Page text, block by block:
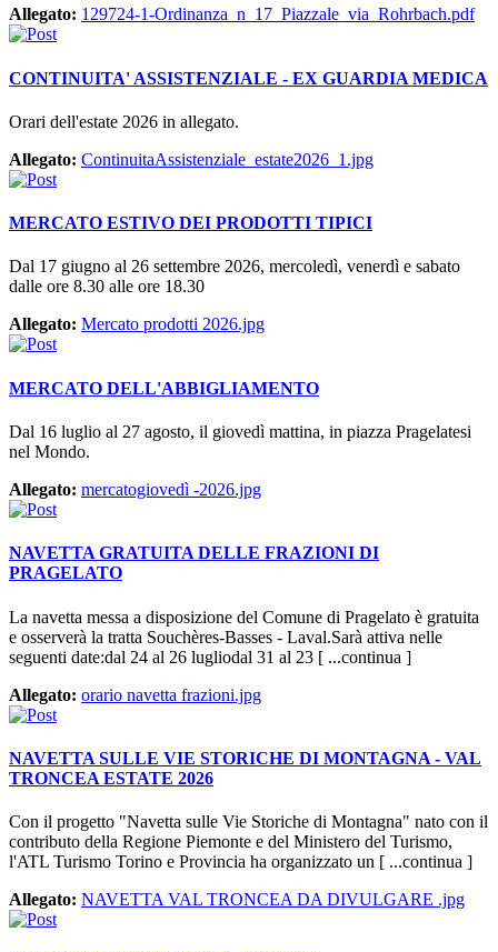
Allegato: 129724-1-Ordinanza_n_17_Piazzale_via_Rohrbach.pdf
CONTINUITA' ASSISTENZIALE - EX GUARDIA MEDICA
Orari dell'estate 2026 in allegato.
Allegato: ContinuitaAssistenziale_estate2026_1.jpg
MERCATO ESTIVO DEI PRODOTTI TIPICI
Dal 17 giugno al 26 settembre 2026, mercoledì, venerdì e sabato
dalle ore 8.30 alle ore 18.30
Allegato: Mercato prodotti 2026.jpg
MERCATO DELL'ABBIGLIAMENTO
Dal 16 luglio al 27 agosto, il giovedì mattina, in piazza Pragelatesi
nel Mondo.
Allegato: mercatogiovedì -2026.jpg
NAVETTA GRATUITA DELLE FRAZIONI DI
PRAGELATO
La navetta messa a disposizione del Comune di Pragelato è gratuita
e osserverà la tratta Souchères-Basses - Laval.Sarà attiva nelle
seguenti date:dal 24 al 26 lugliodal 31 al 23 [ ...continua ]
Allegato: orario navetta frazioni.jpg
NAVETTA SULLE VIE STORICHE DI MONTAGNA - VAL
TRONCEA ESTATE 2026
Con il progetto "Navetta sulle Vie Storiche di Montagna" nato con il
contributo della Regione Piemonte e del Ministero del Turismo,
l'ATL Turismo Torino e Provincia ha organizzato un [ ...continua ]
Allegato: NAVETTA VAL TRONCEA DA DIVULGARE .jpg